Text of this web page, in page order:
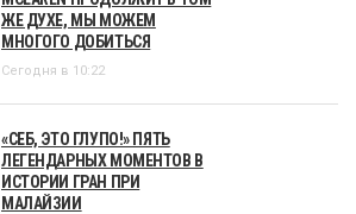
ЖЕ ДУХЕ, МЫ МОЖЕМ
МНОГОГО ДОБИТЬСЯ
Сегодня в 10:22
«СЕБ, ЭТО ГЛУПО!» ПЯТЬ
ЛЕГЕНДАРНЫХ МОМЕНТОВ В
ИСТОРИИ ГРАН ПРИ
МАЛАЙЗИИ